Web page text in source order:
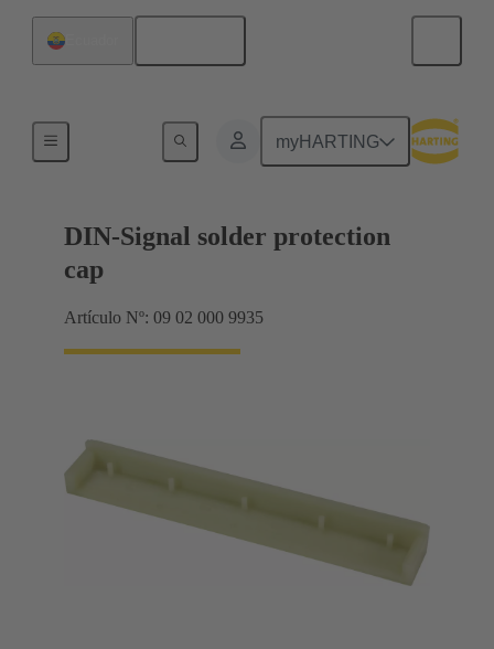
myHARTING
Terminación de placa madre a tarjeta hija
DIN-Signal solder protection
cap
Artículo Nº: 09 02 000 9935